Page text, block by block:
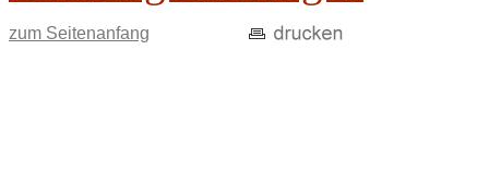
zum Seitenanfang